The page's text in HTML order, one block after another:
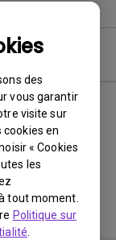
des
vous garantir
visite sur
en
« Cookies
les
tout moment.
Politique sur